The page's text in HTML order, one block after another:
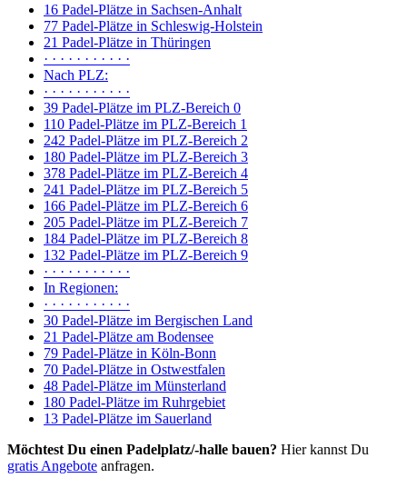
16 Padel-Plätze in Sachsen-Anhalt
77 Padel-Plätze in Schleswig-Holstein
21 Padel-Plätze in Thüringen
· · · · · · · · · · ·
Nach PLZ:
· · · · · · · · · · ·
39 Padel-Plätze im PLZ-Bereich 0
110 Padel-Plätze im PLZ-Bereich 1
242 Padel-Plätze im PLZ-Bereich 2
180 Padel-Plätze im PLZ-Bereich 3
378 Padel-Plätze im PLZ-Bereich 4
241 Padel-Plätze im PLZ-Bereich 5
166 Padel-Plätze im PLZ-Bereich 6
205 Padel-Plätze im PLZ-Bereich 7
184 Padel-Plätze im PLZ-Bereich 8
132 Padel-Plätze im PLZ-Bereich 9
· · · · · · · · · · ·
In Regionen:
· · · · · · · · · · ·
30 Padel-Plätze im Bergischen Land
21 Padel-Plätze am Bodensee
79 Padel-Plätze in Köln-Bonn
70 Padel-Plätze in Ostwestfalen
48 Padel-Plätze im Münsterland
180 Padel-Plätze im Ruhrgebiet
13 Padel-Plätze im Sauerland
Möchtest Du einen Padelplatz/-halle bauen? Hier kannst Du
gratis Angebote anfragen.